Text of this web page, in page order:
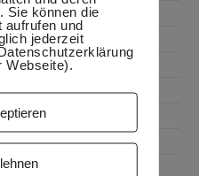
Sie können die
aufrufen und
jederzeit